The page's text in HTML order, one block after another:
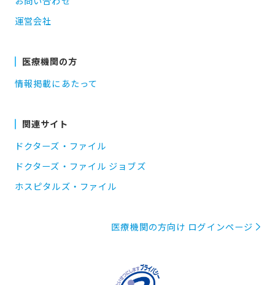
運営会社
医療機関の方
情報掲載にあたって
関連サイト
ドクターズ・ファイル
ドクターズ・ファイル ジョブズ
ホスピタルズ・ファイル
医療機関の方向け ログインページ